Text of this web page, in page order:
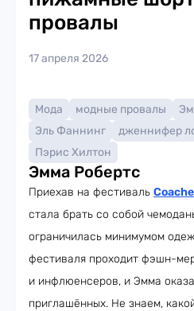
провалы
17 апреля 2026
Мода модные провалы
Эль Фаннинг
дженнифер
Пэрис Хилтон
Эмма Робертс
Приехав на фестиваль
стала брать со собой
ограничилась минимумом
фестиваля проходит фэшн-
и инфлюенсеров, и Эмма
приглашённых. Не знаем,